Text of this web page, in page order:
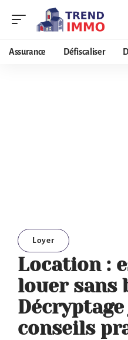
Assurance Défiscaliser
Loyer
Location :
louer sans
conseils